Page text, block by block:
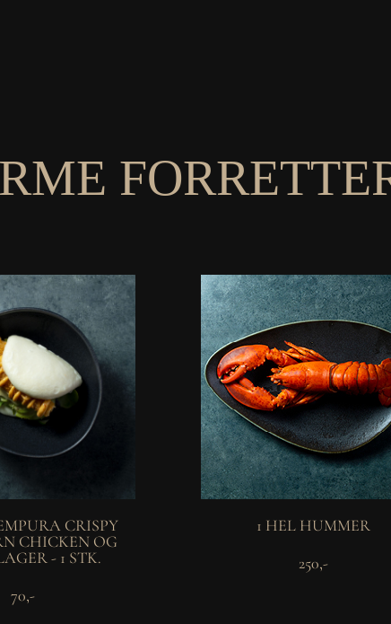
CRISPY
CHICKEN OG
- 1 STK.
70,-
1 HEL HUMMER
250,-